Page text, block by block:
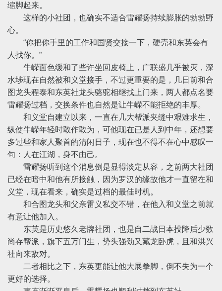
缩脚起来。
这样的小社团，也确实不适合雷耀扬持续膨胀的勃勃野
心。
“你把你手里的工作和国贤交接一下，硬壳和东英会有
人找你。”
牛嵘面色缓和了些许坐回皮椅上，广联盛几乎被灭，深
水埗现在自然被和义堂接手，不过更重要的是，几日前和合
图龙头程泰和东英社龙头骆驼相继找上门来，两人都点名要
雷耀扬过档，交换条件也自然是让牛嵘不能拒绝的丰厚。
和义堂自建立以来，一直在几大帮派夹缝中艰难求生，
纵使牛嵘年轻时敢作敢为，可他现在已是人到中年，还想要
多过些和家人聚首的清闲日子，现在也不得不在心中感叹一
句：人在江湖，身不由己。
雷耀扬听到这个消息倒是显得淡定从容，之前两大社团
已经在暗中和他有所接触，因为罗汉的缘故他才一直留在和
义堂，现在看来，确实是过档的最佳时机。
和合图龙头和父亲雷义私交不错，在他入和义堂之前就
有意让他加入。
东英是历史悠久老牌社团，也是自二战日本投降后少数
尚存帮派，旗下五万门生，势头强劲又藏龙卧虎，且和洪兴
社向来敌对。
二者相比之下，东英更能让他大展拳脚，倒不失为一个
更好的选择。